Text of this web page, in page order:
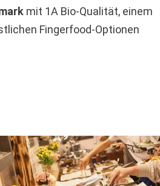
mit 1A Bio-Qualität, einem
Fingerfood-Optionen